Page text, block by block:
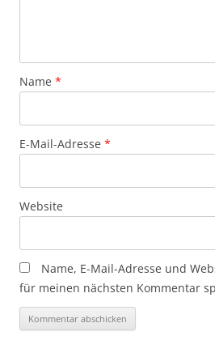
Name *
E-Mail-Adresse *
Website
Name, E-Mail-Adresse und
für meinen nächsten Kommentar